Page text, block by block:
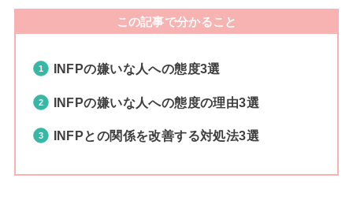
この記事で分かること
INFPの嫌いな人への態度3選
INFPの嫌いな人への態度の理由3選
INFPとの関係を改善する対処法3選